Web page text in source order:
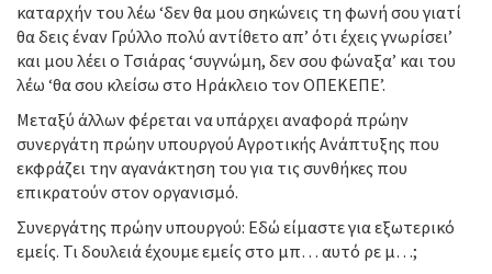
καταρχήν του λέω ‘δεν θα μου σηκώνεις τη φωνή σου γιατί
θα δεις έναν Γρύλλο πολύ αντίθετο απ’ ότι έχεις γνωρίσει’
και μου λέει ο Τσιάρας ‘συγνώμη, δεν σου φώναξα’ και του
λέω ‘θα σου κλείσω στο Ηράκλειο τον ΟΠΕΚΕΠΕ’.
Μεταξύ άλλων φέρεται να υπάρχει αναφορά πρώην
συνεργάτη πρώην υπουργού Αγροτικής Ανάπτυξης που
εκφράζει την αγανάκτηση του για τις συνθήκες που
επικρατούν στον οργανισμό.
Συνεργάτης πρώην υπουργού: Εδώ είμαστε για εξωτερικό
εμείς. Τι δουλειά έχουμε εμείς στο μπ… αυτό ρε μ…;